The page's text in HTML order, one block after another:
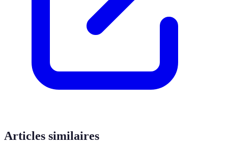
Articles similaires